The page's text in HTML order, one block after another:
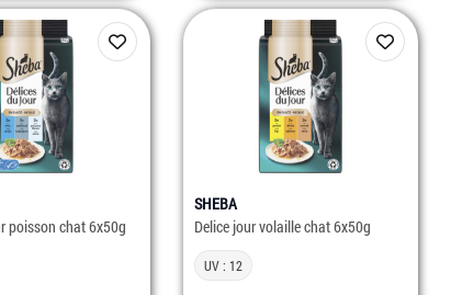
poisson chat 6x50g
SHEBA
Delice jour volaille chat 6x50g
UV : 12